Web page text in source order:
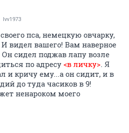
lvv1973
пса, немецкую овчарку,
видел вашего! Вам наверное
сидел поджав лапу возле
по адресу <в личку>. Я
и кричу ему...а он сидит, и в
до туда часиков в 9!
ненароком моего